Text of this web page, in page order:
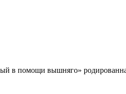
в помощи вышняго»